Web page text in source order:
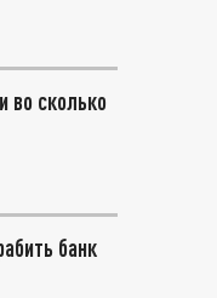
во сколько
банк